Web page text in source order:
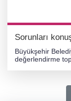
Sorunları
Büyükşehir
değerlendirme